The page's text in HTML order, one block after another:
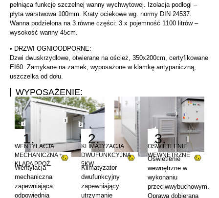
pełniąca funkcję szczelnej wanny wychwytowej. Izolacja podłogi –
płyta warstwowa 100mm. Kraty ociekowe wg. normy DIN 24537.
Wanna podzielona na 3 równe części: 3 x pojemność 1100 litrów –
wysokość wanny 45cm.
• DRZWI OGNIOODPORNE:
Dzwi dwuskrzydłowe, otwierane na oścież, 350x200cm, certyfikowane
EI60. Zamykane na zamek, wyposażone w klamkę antypaniczną,
uszczelka od dołu.
WYPOSAŻENIE:
1.
WENTYLACJA
MECHANICZNA +
KLAPA PPOŻ.
Wentylacja
mechaniczna
zapewniająca
odpowiednią
2.
KLIMATYZACJA
DWUFUNKCYJNA
5KW
Klimatyzator
dwufunkcyjny
zapewniający
utrzymanie
3.
OŚWIETLENIE
WEWNĘTRZNE
Oświetlenie
wewnętrzne w
wykonaniu
przeciwwybuchowym.
Oprawa dobierana